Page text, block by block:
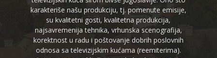
karakteriše našu produkciju, tj. pomenute emisije,
su kvalitetni gosti, kvalitetna produkcija,
najsavremenija tehnika, vrhunska scenografija,
korektnost u radu i poštovanje dobrih poslovnih
odnosa sa televizijskim kućama (reemiterima).